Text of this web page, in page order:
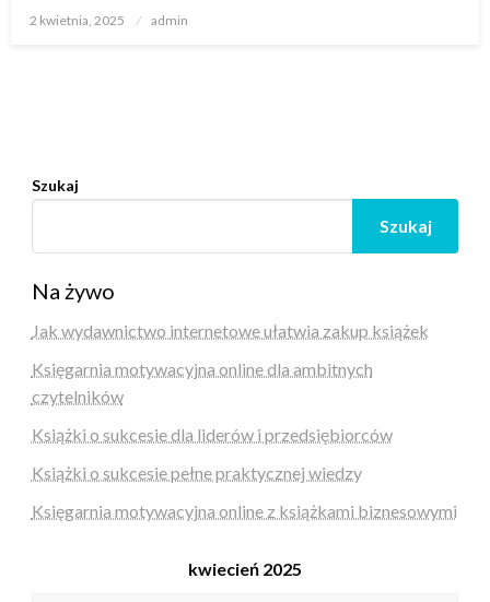
Opublikowane
2 kwietnia, 2025 admin
Szukaj
Szukaj
Na żywo
Jak wydawnictwo internetowe ułatwia zakup książek
Księgarnia motywacyjna online dla ambitnych
czytelników
Książki o sukcesie dla liderów i przedsiębiorców
Książki o sukcesie pełne praktycznej wiedzy
Księgarnia motywacyjna online z książkami biznesowymi
kwiecień 2025